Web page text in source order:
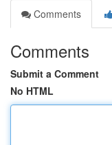
Comments
Comments
Submit a Comment
No HTML